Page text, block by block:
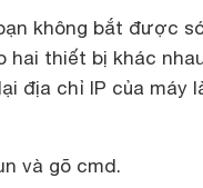
không bắt được
hai thiết bị khác
địa chỉ IP của máy
và gõ cmd.